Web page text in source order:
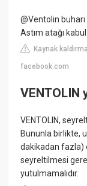
@Ventolin buharı
Astım atağı
Kaynak
facebook.com
VENTOLIN
VENTOLIN,
Bununla birlikte,
dakikadan fazla)
seyreltilmesi
yutulmamalıdır.